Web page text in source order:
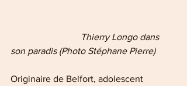
son paradis (Photo Stéphane Pierre)
Originaire de Belfort, adolescent